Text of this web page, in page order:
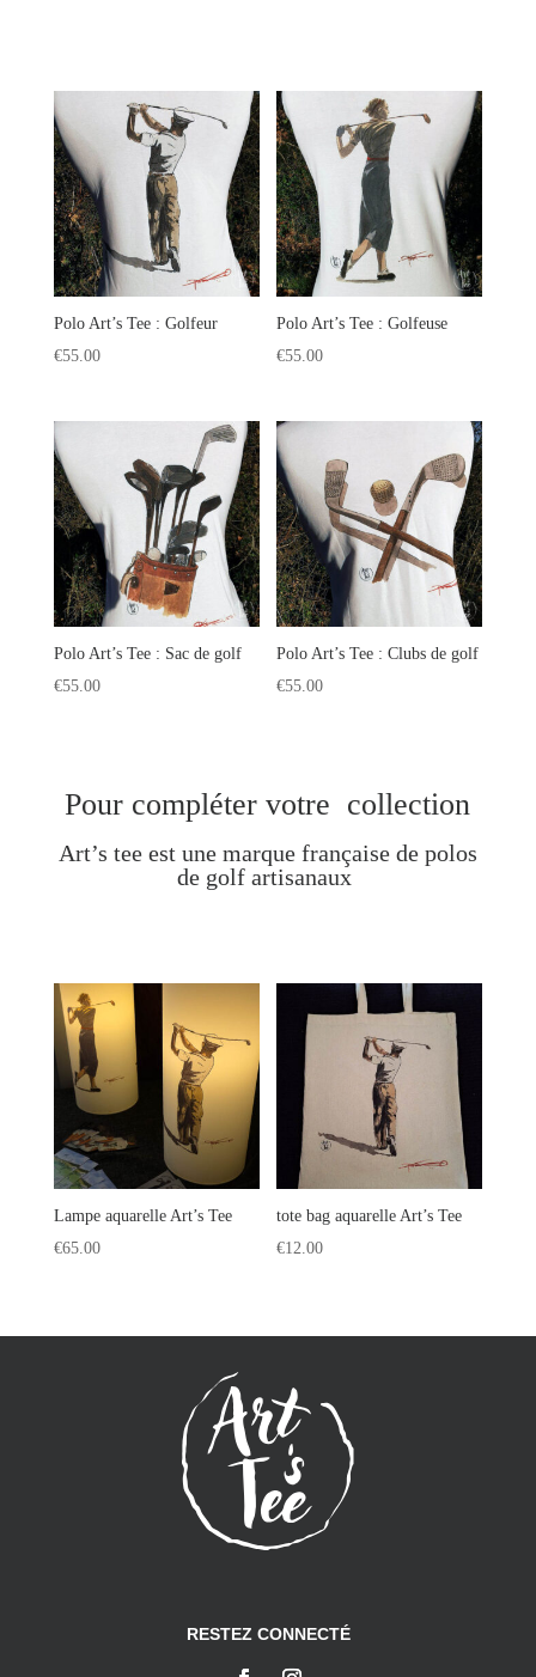
Polo Art’s Tee : Golfeur
€55.00
Polo Art’s Tee : Golfeuse
€55.00
Polo Art’s Tee : Sac de golf
€55.00
Polo Art’s Tee : Clubs de golf
€55.00
Pour compléter votre collection
Art’s tee est une marque française de polos
de golf artisanaux
Lampe aquarelle Art’s Tee
€65.00
tote bag aquarelle Art’s Tee
€12.00
RESTEZ CONNECTÉ